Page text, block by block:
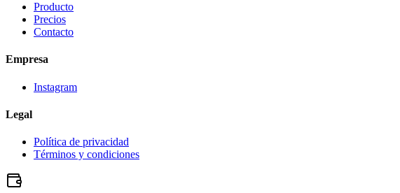
Producto
Precios
Contacto
Empresa
Instagram
Legal
Política de privacidad
Términos y condiciones